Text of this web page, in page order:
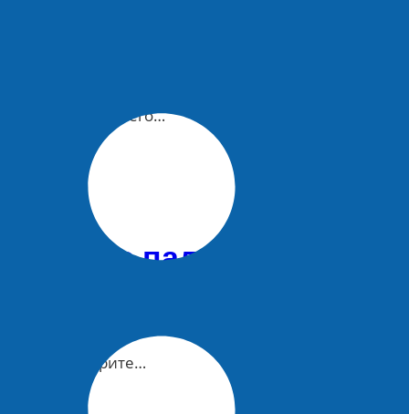
время весеннего…
пальмового
More Смотрите…